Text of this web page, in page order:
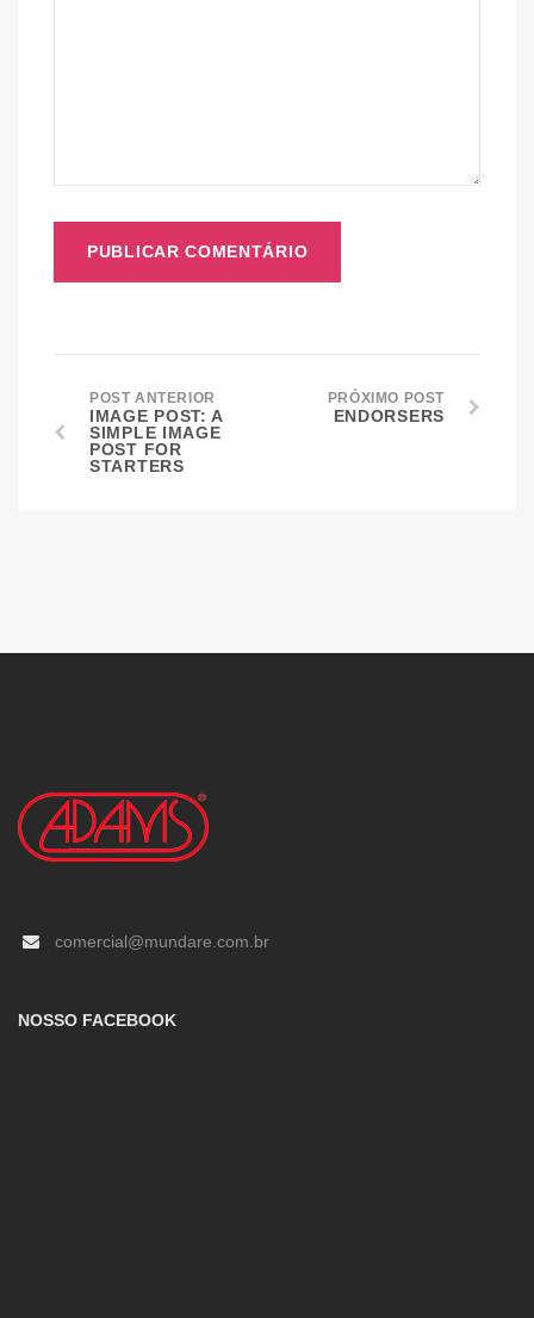
POST ANTERIOR
IMAGE POST: A
SIMPLE IMAGE
POST FOR
STARTERS
PRÓXIMO POST
ENDORSERS
comercial@mundare.com.br
NOSSO FACEBOOK